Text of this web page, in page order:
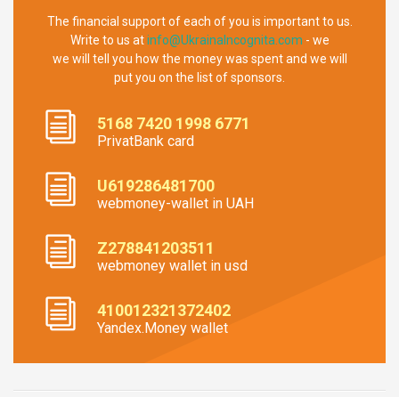
The financial support of each of you is important to us.
Write to us atinfo@UkrainaIncognita.com - we
we will tell you how the money was spent and we will
put you on the list of sponsors.
5168 7420 1998 6771
PrivatBank card
U619286481700
webmoney-wallet in UAH
Z278841203511
webmoney wallet in usd
410012321372402
Yandex.Money wallet